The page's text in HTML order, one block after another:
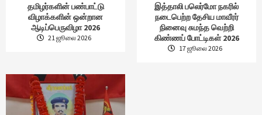
தமிழர்களின் பண்பாட்டு
விழாக்களின் ஒன்றான
ஆடிப்பெருவிழா 2026
21 ஜூலை 2026
இத்தாலி பலெர்மோ நகரில்
நடைபெற்ற தேசிய மாவீரர்
நினைவு சுமந்த வெற்றி
கிண்ணப் போட்டிகள் 2026
17 ஜூலை 2026